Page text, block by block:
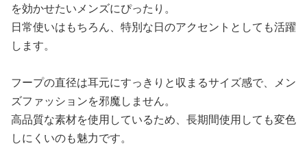
を効かせたいメンズにぴったり。
日常使いはもちろん、特別な日のアクセントとしても活躍
します。
フープの直径は耳元にすっきりと収まるサイズ感で、メン
ズファッションを邪魔しません。
高品質な素材を使用しているため、長期間使用しても変色
しにくいのも魅力です。